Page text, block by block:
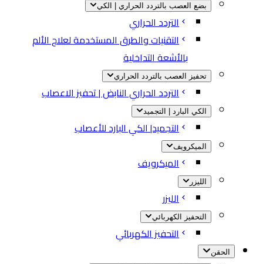
بضع العصب بالتردد الحراري | الكي
التردد الحراري
التقنيات والطرق المستخدمة لعلاج الألم
بالأشعة التداخلية
تحفيز العصب بالتردد الحراري
التردد الحراري النابض | تحفيز الاعصاب
الكي البارد | التجميد
التجميد| الكي البارد للأعصاب
الميكرويف
الميكرويف
الليزر
الليزر
التحفيز الكهربائي
التحفيز الكهربائي
الحقن